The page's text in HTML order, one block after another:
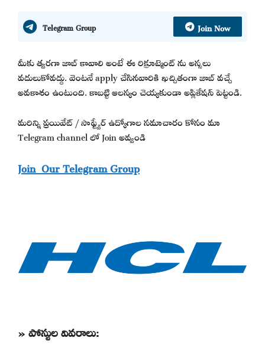
Telegram Group Join Now
మీకు త్వరగా జాబ్ కావాలి అంటే ఈ రిక్రూట్మెంట్ ను అస్సలు
వదులుకోవద్దు. వెంటనే apply చేసినవారికి ఖచ్చితంగా జాబ్ వచ్చే
అవకాశం ఉంటుంది. కాబట్టి ఆలస్యం చెయ్యకుండా అప్లికేషన్ పెట్టండి.
మరిన్ని ప్రయివేట్ / సాఫ్ట్వేర్ ఉద్యోగాల సమాచారం కోసం మా
Telegram channel లో Join అవ్వండి
Join Our Telegram Group
» పోస్టుల వివరాలు: